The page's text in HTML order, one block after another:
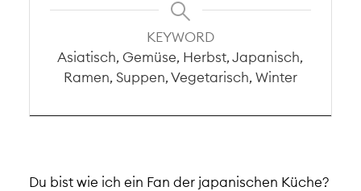
KEYWORD
Asiatisch, Gemüse, Herbst, Japanisch,
Ramen, Suppen, Vegetarisch, Winter
Du bist wie ich ein Fan der japanischen Küche?